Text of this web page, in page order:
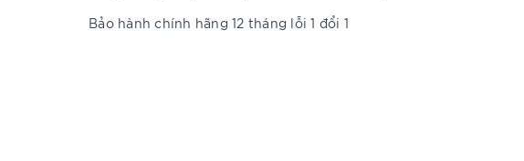
Bảo hành chính hãng 12 tháng lỗi 1 đổi 1